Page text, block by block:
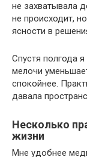
не захватывала
не происходит,
ясности в
Спустя полгода
мелочи
спокойнее.
давала
Несколько
жизни
Мне удобнее